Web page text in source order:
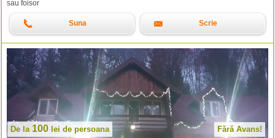
sau foisor
Suna Scrie
De la 100 lei de persoana Fără Avans!